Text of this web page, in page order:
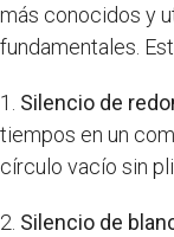
más conocidos y
fundamentales.
1. Silencio de
tiempos en un
círculo vacío sin
2. Silencio de